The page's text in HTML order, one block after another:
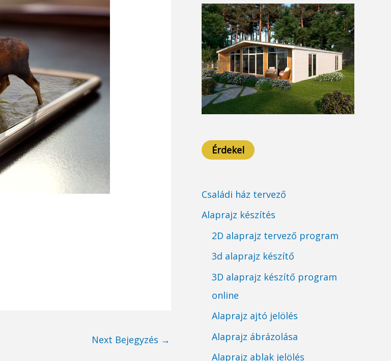
Next Bejegyzés →
Érdekel
Családi ház tervező
Alaprajz készítés
2D alaprajz tervező program
3d alaprajz készítő
3D alaprajz készítő program
online
Alaprajz ajtó jelölés
Alaprajz ábrázolása
Alaprajz ablak jelölés